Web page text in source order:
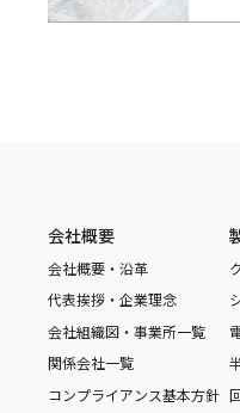
会社概要
会社概要・沿革
代表挨拶・企業理念
会社組織図・事業所一覧
関係会社一覧
コンプライアンス基本方針